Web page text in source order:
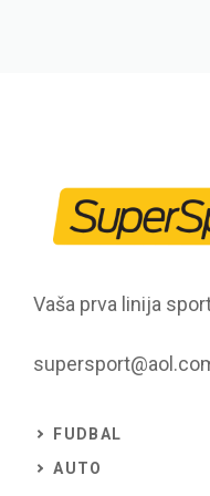
Vaša prva linija
FUDBAL
AUTO